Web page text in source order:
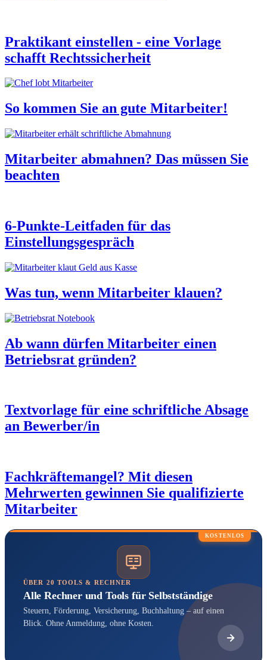
Praktikant einstellen - eine Vorlage
schafft Rechtssicherheit
So kommen Sie an gute Mitarbeiter!
Mitarbeiter abmahnen? Das müssen Sie
beachten
6-Punkte-Leitfaden für das
Einstellungsgespräch
Was tun, wenn Mitarbeiter klauen?
Ab wann dürfen Mitarbeiter einen
Betriebsrat gründen?
Textvorlage für eine schriftliche Absage
an Bewerber/in
Fachkräftemangel? Mit diesen
Mehrwerten gewinnen Sie qualifizierte
Mitarbeiter
KOSTENLOS
ÜBER 20 TOOLS & RECHNER
Alle Rechner und Tools für Selbstständige
Steuern, Förderung, Versicherung, Buchhaltung – auf einen
Blick. Ohne Anmeldung, ohne Kosten.